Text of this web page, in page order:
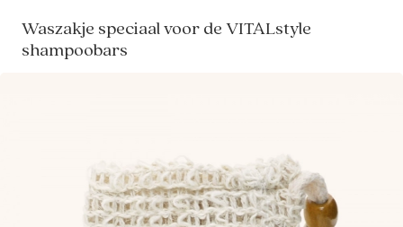
Waszakje speciaal voor de VITALstyle
shampoobars